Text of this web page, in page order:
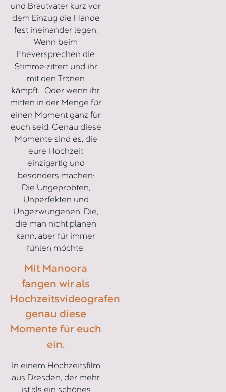
und Brautvater kurz vor
dem Einzug die Hände
fest ineinander legen.
Wenn beim
Eheversprechen die
Stimme zittert und ihr
mit den Tränen
kämpft. Oder wenn ihr
mitten in der Menge für
einen Moment ganz für
euch seid. Genau diese
Momente sind es, die
eure Hochzeit
einzigartig und
besonders machen:
Die Ungeprobten,
Unperfekten und
Ungezwungenen. Die,
die man nicht planen
kann, aber für immer
fühlen möchte.
Mit Manoora
fangen wir als
Hochzeitsvideografen
genau diese
Momente für euch
ein.
In einem Hochzeitsfilm
aus Dresden, der mehr